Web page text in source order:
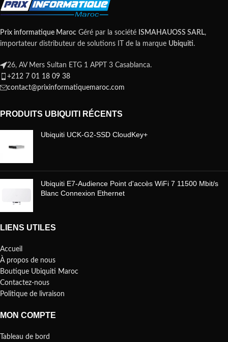
Prix informatique Maroc Géré par la société ISMAHAUOSS SARL,
importateur distributeur de solutions IT de la marque Ubiquiti.
26, AV Mers Sultan ETG 1 APPT 3 Casablanca.
+212 7 01 18 09 38
contact@prixinformatiquemaroc.com
PRODUITS UBIQUITI RÉCENTS
Ubiquiti UCK-G2-SSD CloudKey+
Ubiquiti E7-Audience Point d'accès WiFi 7 11500 Mbit/s
Blanc Connexion Ethernet
LIENS UTILES
Accueil
À propos de nous
Boutique Ubiquiti Maroc
Contactez-nous
Politique de livraison
MON COMPTE
Tableau de bord